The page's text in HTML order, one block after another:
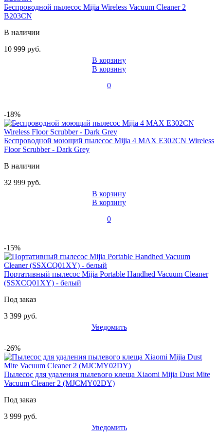
Беспроводной пылесос Mijia Wireless Vacuum Cleaner 2
B203CN
В наличии
10 999 руб.
В корзину
В корзину
0
-18%
Беспроводной моющий пылесос Mijia 4 MAX E302CN Wireless
Floor Scrubber - Dark Grey
В наличии
32 999 руб.
В корзину
В корзину
0
-15%
Портативный пылесос Mijia Portable Handhed Vacuum Cleaner
(SSXCQ01XY) - белый
Под заказ
3 399 руб.
Уведомить
-26%
Пылесос для удаления пылевого клеща Xiaomi Mijia Dust Mite
Vacuum Cleaner 2 (MJCMY02DY)
Под заказ
3 999 руб.
Уведомить